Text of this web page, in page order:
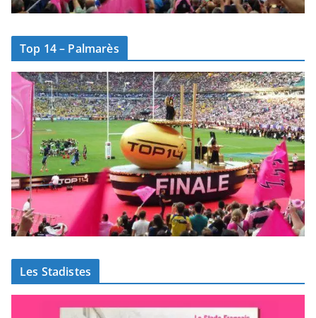
Top 14 – Palmarès
Les Stadistes